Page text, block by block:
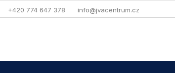
+420 774 647 378 info@jvacentrum.cz